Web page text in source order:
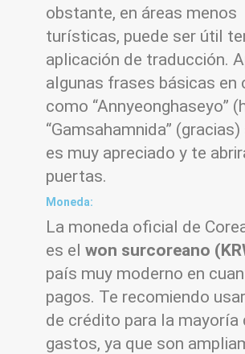
obstante, en áreas menos
turísticas, puede ser útil
aplicación de traducción.
algunas frases básicas en
como “Annyeonghaseyo”
“Gamsahamnida”
es muy apreciado y te
puertas.
Moneda:
La moneda oficial de
es el won surcoreano
país muy moderno en
pagos. Te recomiendo
de crédito para la mayoría
gastos, ya que son